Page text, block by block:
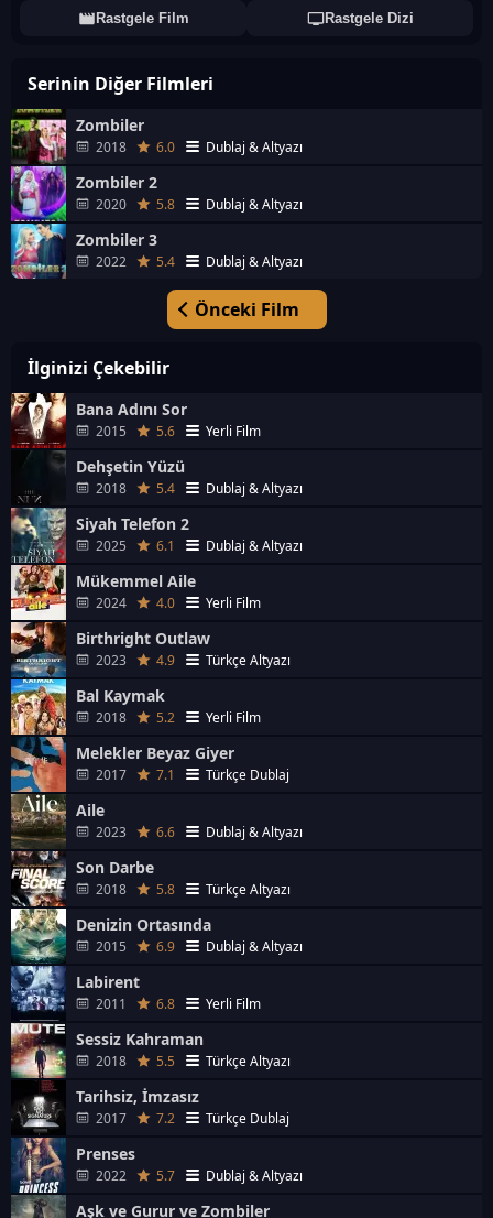
Rastgele Film Rastgele Dizi
Serinin Diğer Filmleri
Zombiler
2018 6.0 Dublaj & Altyazı
Zombiler 2
2020 5.8 Dublaj & Altyazı
Zombiler 3
2022 5.4 Dublaj & Altyazı
Önceki Film
İlginizi Çekebilir
Bana Adını Sor
2015 5.6 Yerli Film
Dehşetin Yüzü
2018 5.4 Dublaj & Altyazı
Siyah Telefon 2
2025 6.1 Dublaj & Altyazı
Mükemmel Aile
2024 4.0 Yerli Film
Birthright Outlaw
2023 4.9 Türkçe Altyazı
Bal Kaymak
2018 5.2 Yerli Film
Melekler Beyaz Giyer
2017 7.1 Türkçe Dublaj
Aile
2023 6.6 Dublaj & Altyazı
Son Darbe
2018 5.8 Türkçe Altyazı
Denizin Ortasında
2015 6.9 Dublaj & Altyazı
Labirent
2011 6.8 Yerli Film
Sessiz Kahraman
2018 5.5 Türkçe Altyazı
Tarihsiz, İmzasız
2017 7.2 Türkçe Dublaj
Prenses
2022 5.7 Dublaj & Altyazı
Aşk ve Gurur ve Zombiler